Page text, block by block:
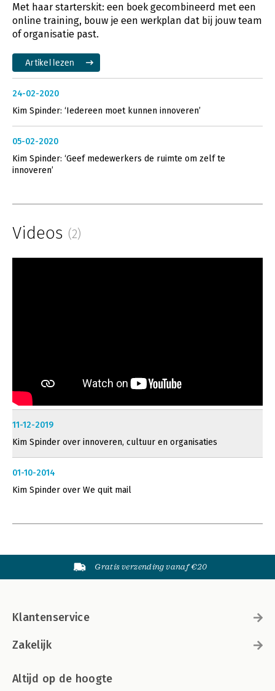
Met haar starterskit: een boek gecombineerd met een
online training, bouw je een werkplan dat bij jouw team
of organisatie past.
Artikel lezen
24-02-2020
Kim Spinder: ‘Iedereen moet kunnen innoveren’
05-02-2020
Kim Spinder: ‘Geef medewerkers de ruimte om zelf te
innoveren’
Videos (2)
11-12-2019
Kim Spinder over innoveren, cultuur en organisaties
01-10-2014
Kim Spinder over We quit mail
Gratis verzending vanaf €20
Klantenservice
Zakelijk
Altijd op de hoogte